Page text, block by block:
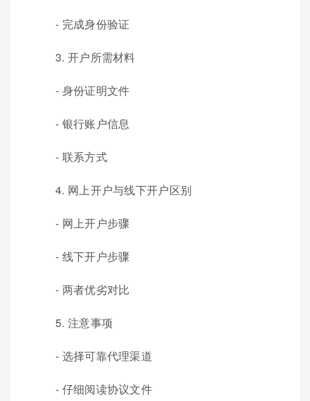
- 完成身份验证
3. 开户所需材料
- 身份证明文件
- 银行账户信息
- 联系方式
4. 网上开户与线下开户区别
- 网上开户步骤
- 线下开户步骤
- 两者优劣对比
5. 注意事项
- 选择可靠代理渠道
- 仔细阅读协议文件